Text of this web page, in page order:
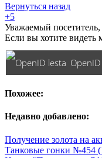
Вернуться назад
+5
Уважаемый
Если вы хотите видеть
Похожее:
Недавно добавлено:
Получение золота на
Танковые гонки №454